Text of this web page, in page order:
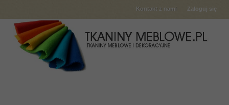
Zaloguj się
Kontakt z nami